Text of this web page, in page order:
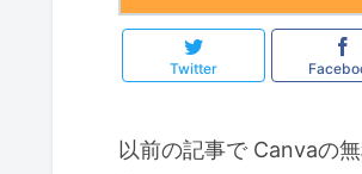
Twitter
以前の記事で Canvaの